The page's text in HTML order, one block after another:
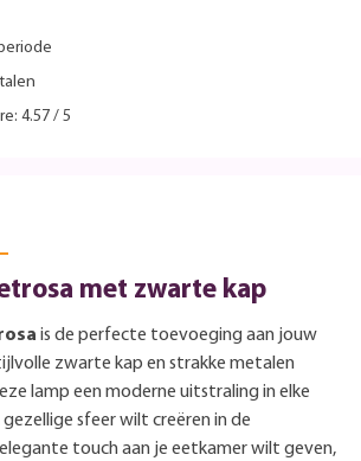
4.57 / 5
met zwarte kap
is de perfecte toevoeging aan jouw
zwarte kap en strakke metalen
lamp een moderne uitstraling in elke
sfeer wilt creëren in de
touch aan je eetkamer wilt geven,